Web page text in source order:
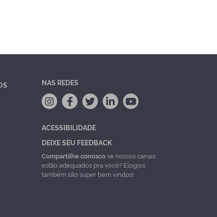
NAS REDES
ACESSIBILIDADE
DEIXE SEU FEEDBACK
Compartilhe conoscose nossos canais
estão adequados pra você? Elogios
também são super bem vindos!